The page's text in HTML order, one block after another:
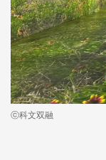
ⓒ科文双融